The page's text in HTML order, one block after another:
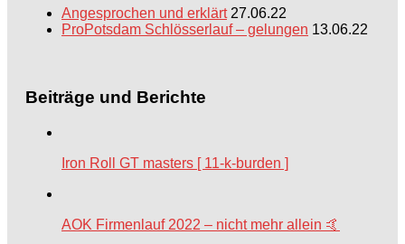
Angesprochen und erklärt 27.06.22
ProPotsdam Schlösserlauf – gelungen 13.06.22
Beiträge und Berichte
Iron Roll GT masters [ 11-k-burden ]
AOK Firmenlauf 2022 – nicht mehr allein 🤙